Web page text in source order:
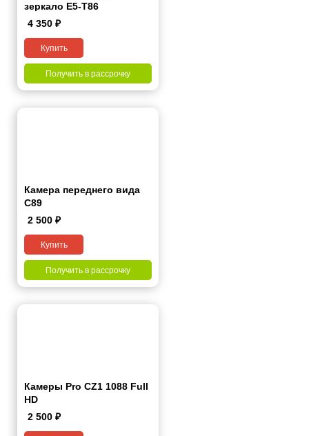
зеркало E5-T86
4 350 ₽
Купить
Получить в рассрочку
Камера переднего вида
С89
2 500 ₽
Купить
Получить в рассрочку
Камеры Pro CZ1 1088 Full
HD
2 500 ₽